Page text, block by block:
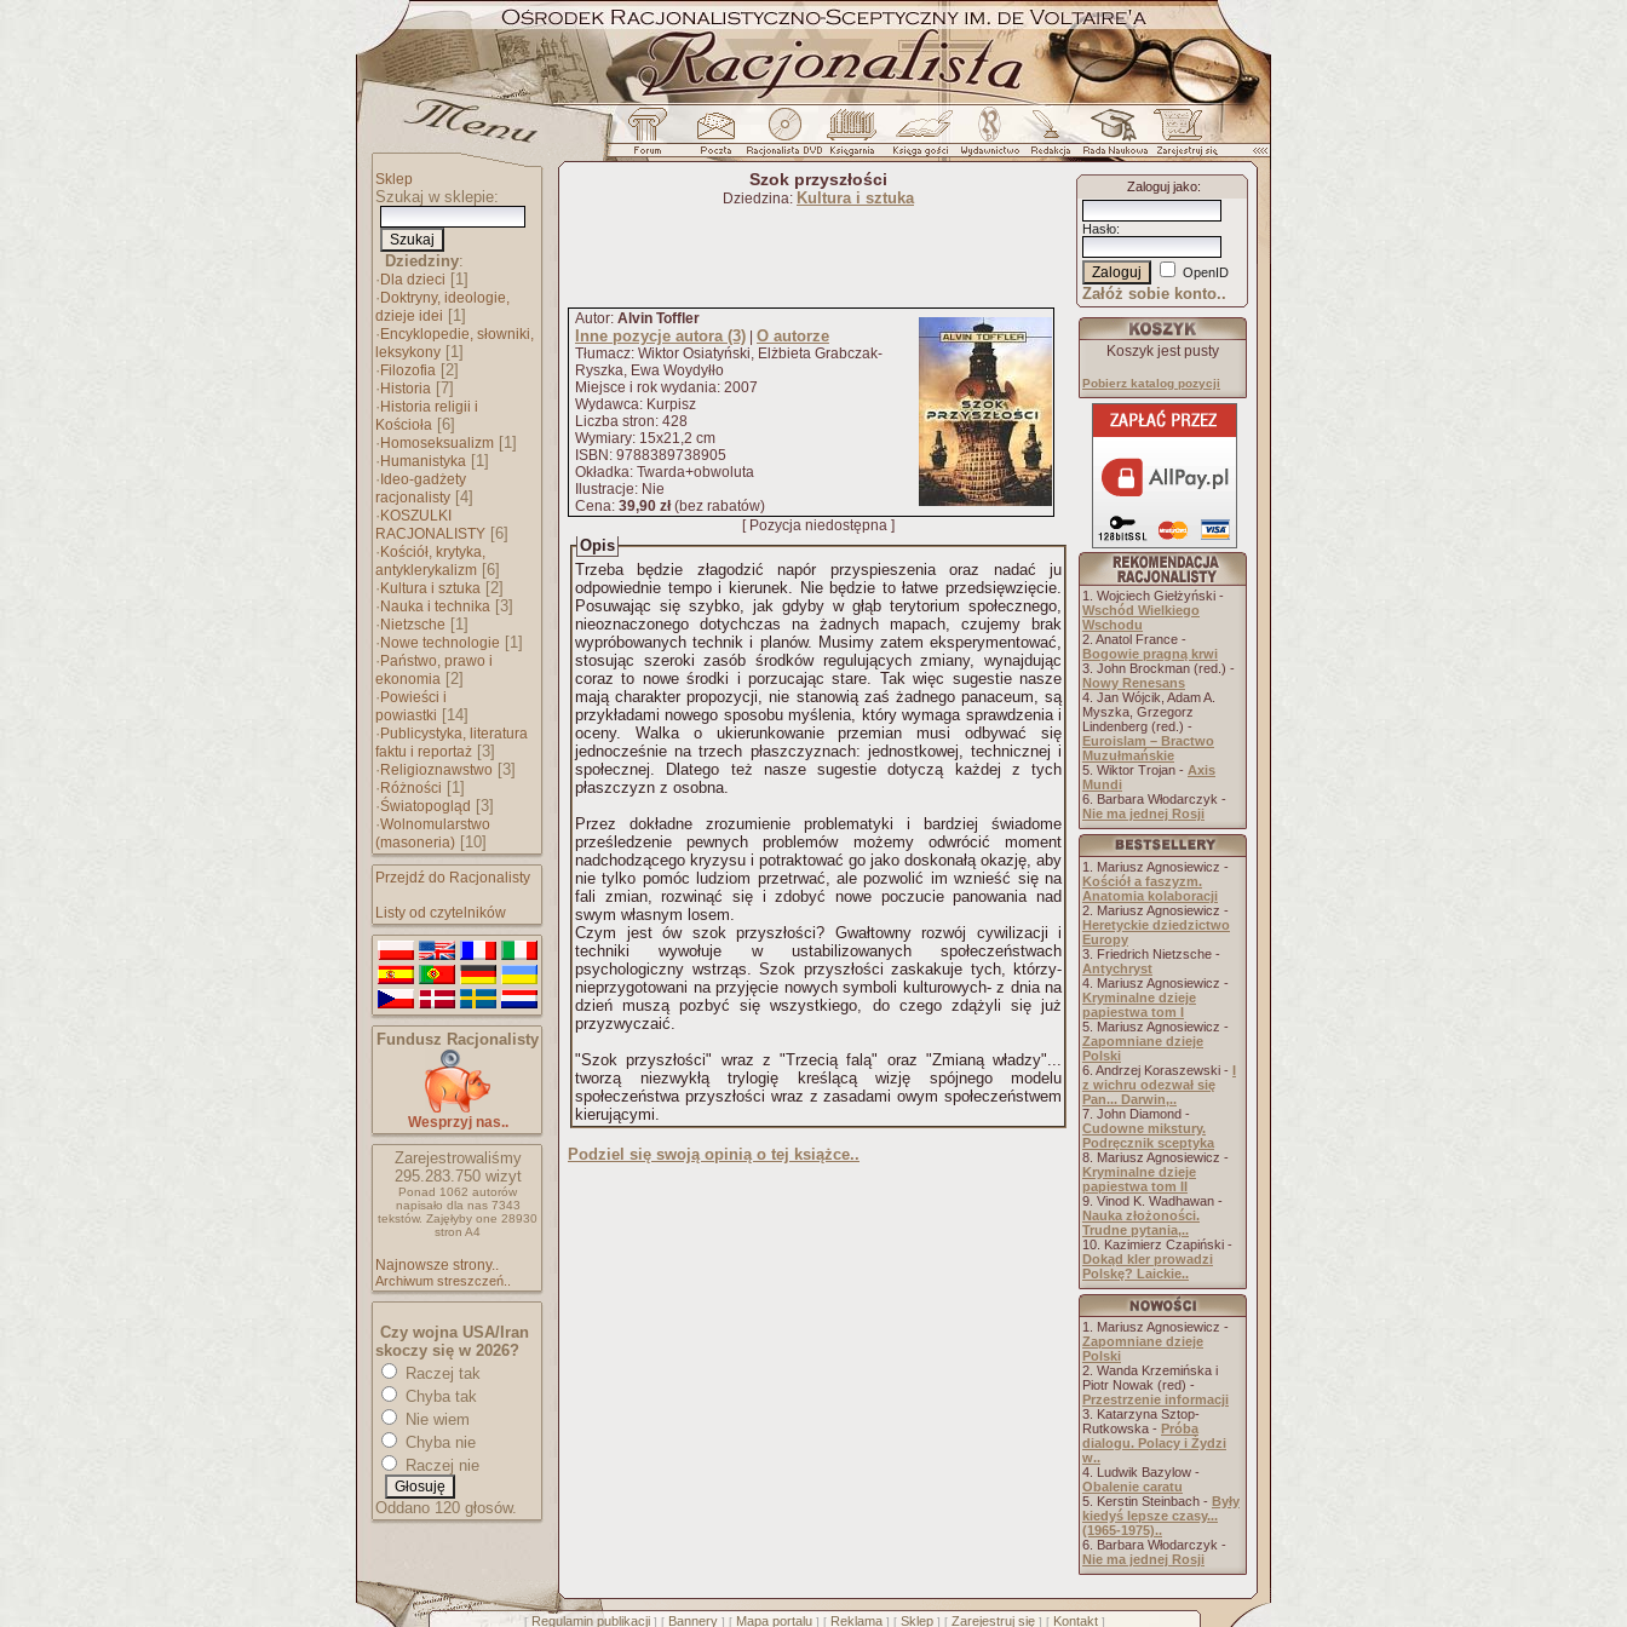
Sklep
Szukaj w sklepie:
Dziedziny:
· Dla dzieci [1]
· Doktryny, ideologie,
dzieje idei [1]
· Encyklopedie, słowniki,
leksykony [1]
· Filozofia [2]
· Historia [7]
· Historia religii i
Kościoła [6]
· Homoseksualizm [1]
· Humanistyka [1]
· Ideo-gadżety
racjonalisty [4]
· KOSZULKI
RACJONALISTY [6]
· Kościół, krytyka,
antyklerykalizm [6]
· Kultura i sztuka [2]
· Nauka i technika [3]
· Nietzsche [1]
· Nowe technologie [1]
· Państwo, prawo i
ekonomia [2]
· Powieści i
powiastki [14]
· Publicystyka, literatura
faktu i reportaż [3]
· Religioznawstwo [3]
· Różności [1]
·Światopogląd [3]
·Wolnomularstwo
(masoneria) [10]
Przejdź do Racjonalisty
Listy od czytelników
Fundusz Racjonalisty
Wesprzyj nas..
Zarejestrowaliśmy
295.283.750wizyt
Ponad 1062 autorów
napisało dla nas 7343
tekstów. Zajęłyby one 28930
stron A4
Najnowsze strony..
Archiwum streszczeń..
Czy wojna USA/Iran
skoczy się w 2026?
Raczej tak
Chyba tak
Nie wiem
Chyba nie
Raczej nie
Oddano 120 głosów.
Szok przyszłości
Dziedzina: Kultura i sztuka
Autor: Alvin Toffler
Inne pozycje autora (3) O autorze
Tłumacz: Wiktor Osiatyński, Elżbieta Grabczak-
Ryszka, Ewa Woydyłło
Miejsce i rok wydania: 2007
Wydawca: Kurpisz
Liczba stron: 428
Wymiary: 15x21,2 cm
ISBN: 9788389738905
Okładka: Twarda+obwoluta
Ilustracje: Nie
Cena: 39,90 zł(bez rabatów)
[ Pozycja niedostępna ]
Opis
Trzeba będzie złagodzić napór przyspieszenia oraz nadać ju
odpowiednie tempo i kierunek. Nie będzie to łatwe przedsięwzięcie.
Posuwając się szybko, jak gdyby w głąb terytorium społecznego,
nieoznaczonego dotychczas na żadnych mapach, czujemy brak
wypróbowanych technik i planów. Musimy zatem eksperymentować,
stosując szeroki zasób środków regulujących zmiany, wynajdując
coraz to nowe środki i porzucając stare. Tak więc sugestie nasze
mają charakter propozycji, nie stanowią zaś żadnego panaceum, są
przykładami nowego sposobu myślenia, który wymaga sprawdzenia i
oceny. Walka o ukierunkowanie przemian musi odbywać się
jednocześnie na trzech płaszczyznach: jednostkowej, technicznej i
społecznej. Dlatego też nasze sugestie dotyczą każdej z tych
płaszczyzn z osobna.
Przez dokładne zrozumienie problematyki i bardziej świadome
prześledzenie pewnych problemów możemy odwrócić moment
nadchodzącego kryzysu i potraktować go jako doskonałą okazję, aby
nie tylko pomóc ludziom przetrwać, ale pozwolić im wznieść się na
fali zmian, rozwinąć się i zdobyć nowe poczucie panowania nad
swym własnym losem.
Czym jest ów szok przyszłości? Gwałtowny rozwój cywilizacji i
techniki wywołuje w ustabilizowanych społeczeństwach
psychologiczny wstrząs. Szok przyszłości zaskakuje tych, którzy-
nieprzygotowani na przyjęcie nowych symboli kulturowych- z dnia na
dzień muszą pozbyć się wszystkiego, do czego zdążyli się już
przyzwyczaić.
"Szok przyszłości" wraz z "Trzecią falą" oraz "Zmianą władzy"...
tworzą niezwykłą trylogię kreślącą wizję spójnego modelu
społeczeństwa przyszłości wraz z zasadami owym społeczeństwem
kierującymi.
Podziel się swoją opinią o tej książce..
Zaloguj jako:
Hasło:
OpenID
Załóż sobie konto..
Koszyk jest pusty
Pobierz katalog pozycji
1. Wojciech Giełżyński -
Wschód Wielkiego
Wschodu
2. Anatol France -
Bogowie pragną krwi
3. John Brockman (red.) -
Nowy Renesans
4. Jan Wójcik, Adam A.
Myszka, Grzegorz
Lindenberg (red.) -
Euroislam – Bractwo
Muzułmańskie
5. Wiktor Trojan - Axis
Mundi
6. Barbara Włodarczyk -
Nie ma jednej Rosji
1. Mariusz Agnosiewicz -
Kościół a faszyzm.
Anatomia kolaboracji
2. Mariusz Agnosiewicz -
Heretyckie dziedzictwo
Europy
3. Friedrich Nietzsche -
Antychryst
4. Mariusz Agnosiewicz -
Kryminalne dzieje
papiestwa tom I
5. Mariusz Agnosiewicz -
Zapomniane dzieje
Polski
6. Andrzej Koraszewski - I
z wichru odezwał się
Pan... Darwin,..
7. John Diamond -
Cudowne mikstury.
Podręcznik sceptyka
8. Mariusz Agnosiewicz -
Kryminalne dzieje
papiestwa tom II
9. Vinod K. Wadhawan -
Nauka złożoności.
Trudne pytania,..
10. Kazimierz Czapiński -
Dokąd kler prowadzi
Polskę? Laickie..
1. Mariusz Agnosiewicz -
Zapomniane dzieje
Polski
2. Wanda Krzemińska i
Piotr Nowak (red) -
Przestrzenie informacji
3. Katarzyna Sztop-
Rutkowska - Próba
dialogu. Polacy i Żydzi
w..
4. Ludwik Bazylow -
Obalenie caratu
5. Kerstin Steinbach - Były
kiedyś lepsze czasy...
(1965-1975)..
6. Barbara Włodarczyk -
Nie ma jednej Rosji
[ Regulamin publikacji] [ Bannery] [ Mapa portalu] [ Reklama] [ Sklep] [ Zarejestruj się] [ Kontakt]